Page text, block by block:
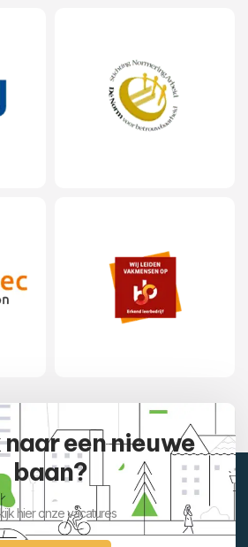
naar een nieuwe
baan?
hier onze vacatures